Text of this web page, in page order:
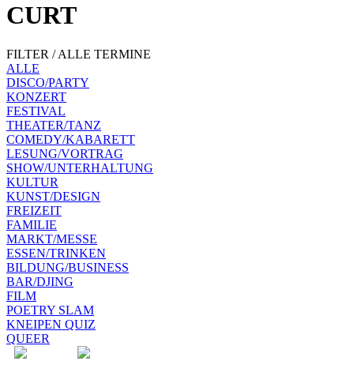
CURT
FILTER / ALLE TERMINE
ALLE
DISCO/PARTY
KONZERT
FESTIVAL
THEATER/TANZ
COMEDY/KABARETT
LESUNG/VORTRAG
SHOW/UNTERHALTUNG
KULTUR
KUNST/DESIGN
FREIZEIT
FAMILIE
MARKT/MESSE
ESSEN/TRINKEN
BILDUNG/BUSINESS
BAR/DJING
FILM
POETRY SLAM
KNEIPEN QUIZ
QUEER